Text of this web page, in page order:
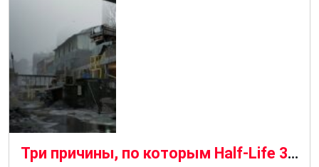
Три причины, по которым Half-Life 3 кажется реальной